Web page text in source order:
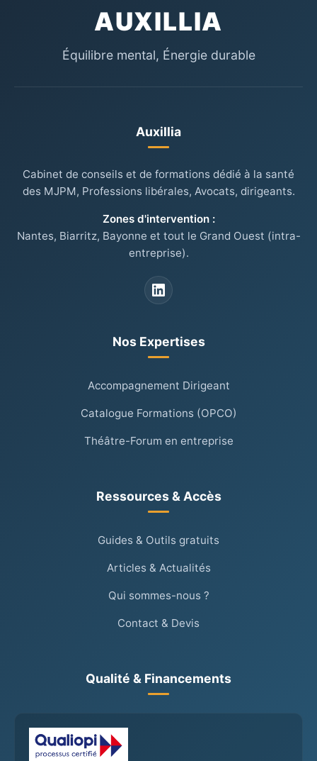
AUXILLIA
Équilibre mental, Énergie durable
Auxillia
Cabinet de conseils et de formations dédié à la santé
des MJPM, Professions libérales, Avocats, dirigeants.
Zones d'intervention :
Nantes, Biarritz, Bayonne et tout le Grand Ouest (intra-
entreprise).
Nos Expertises
Accompagnement Dirigeant
Catalogue Formations (OPCO)
Théâtre-Forum en entreprise
Ressources & Accès
Guides & Outils gratuits
Articles & Actualités
Qui sommes-nous ?
Contact & Devis
Qualité & Financements